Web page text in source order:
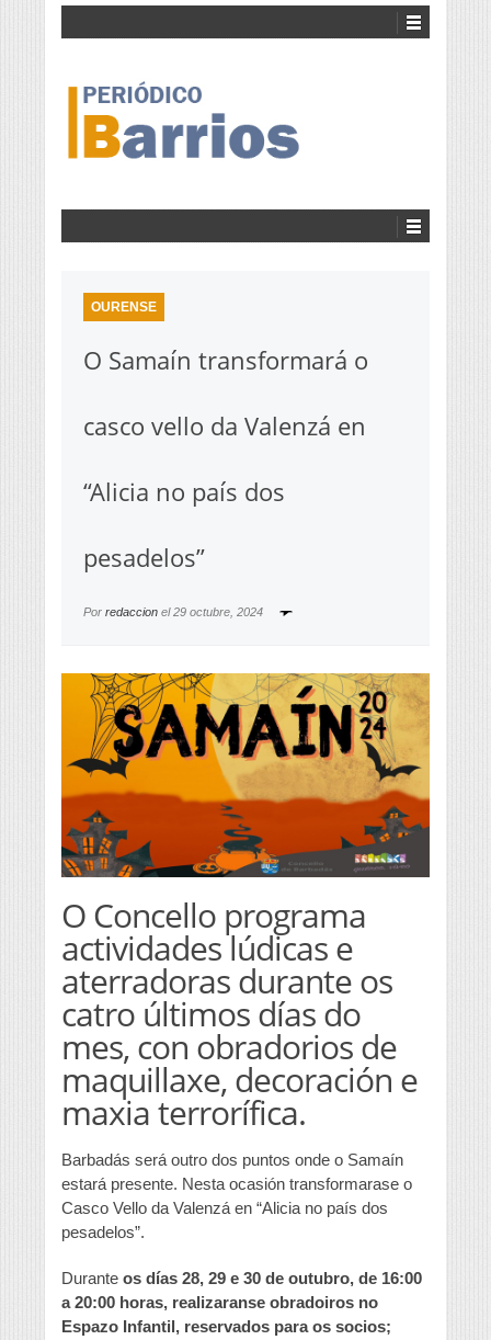
OURENSE
O Samaín transformará o
casco vello da Valenzá en
“Alicia no país dos
pesadelos”
Por redaccion el29 octubre, 2024
O Concello programa
actividades lúdicas e
aterradoras durante os
catro últimos días do
mes, con obradorios de
maquillaxe, decoración e
maxia terrorífica.
Barbadás será outro dos puntos onde o Samaín
estará presente. Nesta ocasión transformarase o
Casco Vello da Valenzá en “Alicia no país dos
pesadelos”.
Durante os días 28, 29 e 30 de outubro, de 16:00
a 20:00 horas, realizaranse obradoiros no
Espazo Infantil, reservados para os socios;